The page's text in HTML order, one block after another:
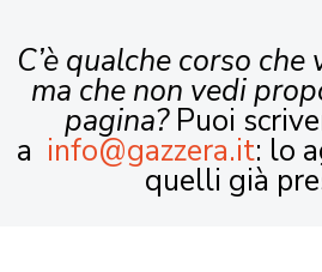
C’è qualche corso
ma che non vedi
pagina?Puoi
a info@gazzera.it: lo
quelli già